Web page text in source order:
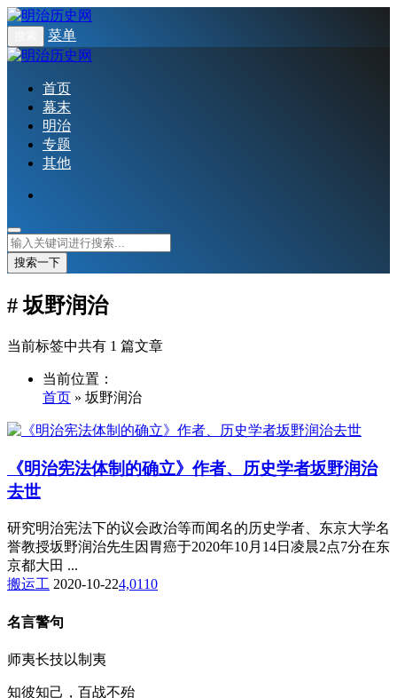
菜单
首页
幕末
明治
专题
其他
搜索一下
# 坂野润治
当前标签中共有 1 篇文章
当前位置：
首页 » 坂野润治
《明治宪法体制的确立》作者、历史学者坂野润治
去世
研究明治宪法下的议会政治等而闻名的历史学者、东京大学名
誉教授坂野润治先生因胃癌于2020年10月14日凌晨2点7分在东
京都大田 ...
搬运工 2020-10-224,0110
名言警句
师夷长技以制夷
知彼知己，百战不殆